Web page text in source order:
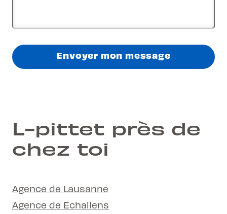
Envoyer mon message
L-pittet près de
chez toi
Agence de Lausanne
Agence de Echallens